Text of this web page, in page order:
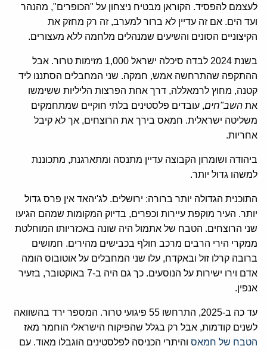
לעצמם להפסיד. הקוראן מבטיח ניצחון על "הכופרים", מהנהר
ועד הים. אם זה עדיין לא ברור למערב, זה רק מחזק את
הקיצוניים הסונים והשיעים שמנהלים מלחמה ללא מעצורים.
בשנת 2024 לבדה סיכלה ישראל 1,000 מזימות טרור. אבל
ההתקפה שהתרחשה אמש, חמקה. שני המחבלים הסתננו ליד
קטנה, מחוץ לרמאללה, דרך אחת הפרצות הליליות ששימשו
את השב"חים, עובדים פלסטינים בלתי חוקיים שמתחמקים
משליטה ישראלית. חמאס בירך את הרוצחים, אך לא קיבל
אחריות.
ביהודה ושומרון הקבוצה עדיין מתנסה ומתארגנת, מתכוננת
למשהו גדול יותר.
התוכנית הגדולה יותר ברורה: ירושלים. לג'יהאד אין פרס גדול
יותר. העיר מוקפת עיירות וכפרים, בדיוק המקומות שמהם הגיעו
שני הרוצחים. הטבח של אתמול היה שונה באכזריותו המוחלטת
ממקרי הירי הרבים מרכב חולף בכבישים מהירים. חמושים
ברובה קרלו זול ובאקדח, עלו שני המחבלים על אוטובוס הומה
אדם וירו ישירות על הנוסעים. כך גם היה ב-7 באוקטובר, בזעיר
אנפין.
עד כה ב-2025, התרחשו 55 פיגועי טרור. המספר ירד בהשוואה
לשנים קודמות, אבל רק בגלל שהפיקוח הישראלי הוחמר מאז
הטבח של חמאס והיתרי הכניסה לפלסטינים הוגבלו מאוד. עם